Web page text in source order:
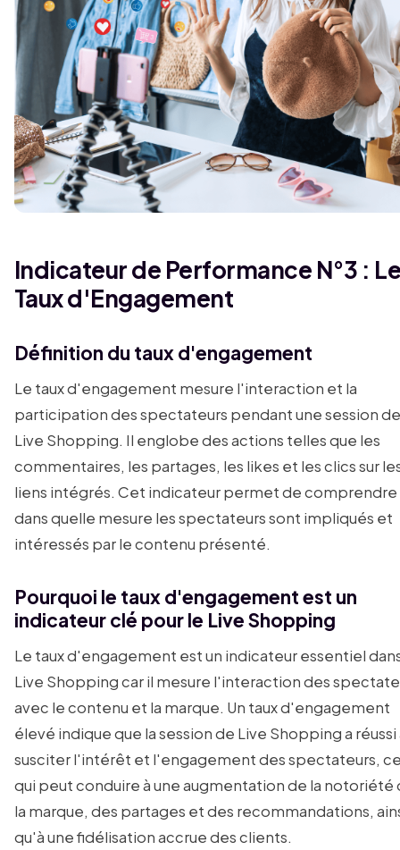
Indicateur de Performance N°3 :
Taux d'Engagement
Définition du taux d'engagement
Le taux d'engagement mesure l'interaction et la
participation des spectateurs pendant une session de
Live Shopping. Il englobe des actions telles que les
commentaires, les partages, les likes et les clics sur
liens intégrés. Cet indicateur permet de comprendre
dans quelle mesure les spectateurs sont impliqués et
intéressés par le contenu présenté.
Pourquoi le taux d'engagement est un
indicateur clé pour le Live Shopping
Le taux d'engagement est un indicateur essentiel
Live Shopping car il mesure l'interaction des
avec le contenu et la marque. Un taux d'engagement
élevé indique que la session de Live Shopping a réussi
susciter l'intérêt et l'engagement des spectateurs,
qui peut conduire à une augmentation de la notoriété
la marque, des partages et des recommandations,
qu'à une fidélisation accrue des clients.